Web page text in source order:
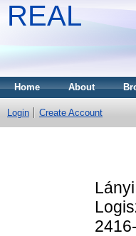
REAL
Home About
Login Create Account